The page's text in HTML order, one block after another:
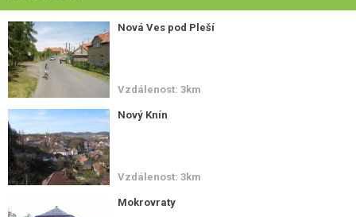
Nová Ves pod Pleší
Vzdálenost: 3km
Nový Knín
Vzdálenost: 3km
Mokrovraty